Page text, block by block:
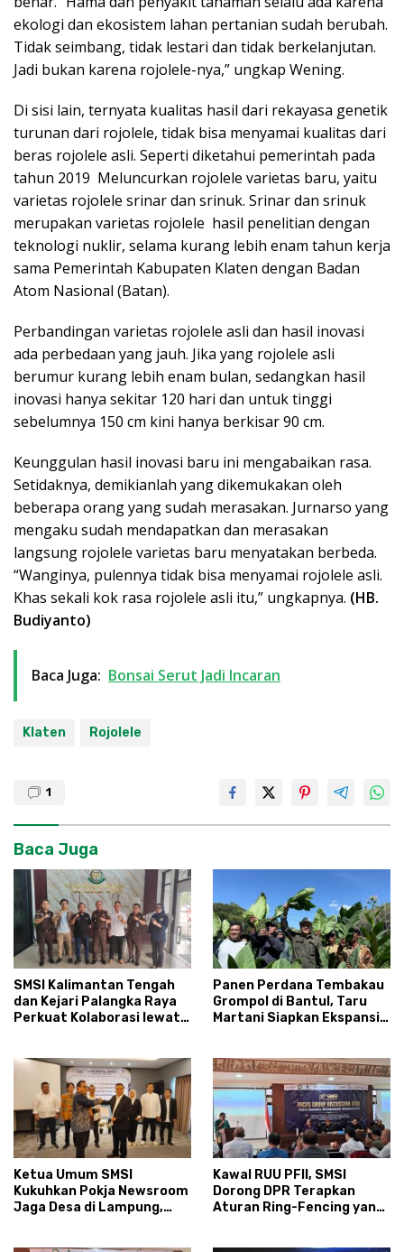
ekologi dan ekosistem lahan pertanian sudah berubah.
Tidak seimbang, tidak lestari dan tidak berkelanjutan.
Jadi bukan karena rojolele-nya,” ungkap Wening.
Di sisi lain, ternyata kualitas hasil dari rekayasa genetik
turunan dari rojolele, tidak bisa menyamai kualitas dari
beras rojolele asli. Seperti diketahui pemerintah pada
tahun 2019 Meluncurkan rojolele varietas baru, yaitu
varietas rojolele srinar dan srinuk. Srinar dan srinuk
merupakan varietas rojolele hasil penelitian dengan
teknologi nuklir, selama kurang lebih enam tahun kerja
sama Pemerintah Kabupaten Klaten dengan Badan
Atom Nasional (Batan).
Perbandingan varietas rojolele asli dan hasil inovasi
ada perbedaan yang jauh. Jika yang rojolele asli
berumur kurang lebih enam bulan, sedangkan hasil
inovasi hanya sekitar 120 hari dan untuk tinggi
sebelumnya 150 cm kini hanya berkisar 90 cm.
Keunggulan hasil inovasi baru ini mengabaikan rasa.
Setidaknya, demikianlah yang dikemukakan oleh
beberapa orang yang sudah merasakan. Jurnarso yang
mengaku sudah mendapatkan dan merasakan
langsung rojolele varietas baru menyatakan berbeda.
“Wanginya, pulennya tidak bisa menyamai rojolele asli.
Khas sekali kok rasa rojolele asli itu,” ungkapnya. (HB.
Budiyanto)
Baca Juga: Bonsai Serut Jadi Incaran
Klaten Rojolele
1
Baca Juga
SMSI Kalimantan Tengah
dan Kejari Palangka Raya
Perkuat Kolaborasi lewat
Panen Perdana Tembakau
Grompol di Bantul, Taru
Martani Siapkan Ekspansi
Ketua Umum SMSI
Kukuhkan Pokja Newsroom
Jaga Desa di Lampung,
Kawal RUU PFII, SMSI
Dorong DPR Terapkan
Aturan Ring-Fencing yang